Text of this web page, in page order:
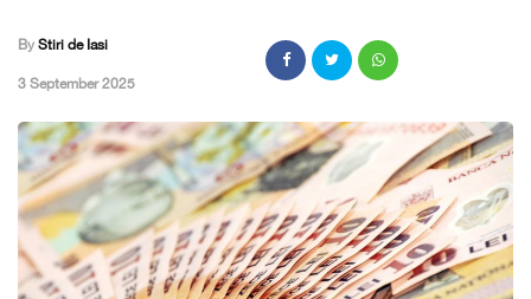
By Stiri de Iasi
,3 September 2025